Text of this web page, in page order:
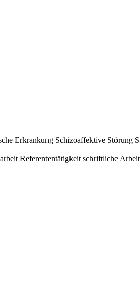
Erkrankung Schizoaffektive Störung
Referententätigkeit schriftliche